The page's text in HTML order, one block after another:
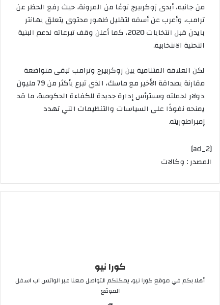
من جانبه، أبدى زوكربيرج نوعًا من المرونة، حيث رفع الحظر عن
ترامب، وأعرب عن أسفه لتقليل ظهور محتوى يتعلق بهانتر
بايدن قبل انتخابات 2020، كما أعلن وقف تبرعاته لدعم البنية
التحتية الانتخابية.
لكن العلاقة المتنامية بين زوكربيرج وترامب تبقى متواضعة
مقارنة بصداقة الأخير مع ماسك، الذي تبرع بأكثر من 79 مليون
دولار لحملته وسيترأس إدارة جديدة للكفاءة الحكومية، ما قد
يمنحه نفوذًا على السياسات والتنظيمات التي تهدد
إمبراطوريته.
[ad_2]
المصدر : وكالات
كورا نيو
أهلا بكم في موقع كورا نيو، يمكنكم التواصل معنا عبر الواتس اب اسفل
الموقع